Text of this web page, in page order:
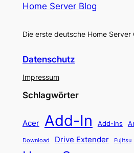
Home Server Blog
Die erste deutsche Home Server
Datenschutz
Impressum
Schlagwörter
Acer Add-In Add-Ins
Download Drive Extender Fujitsu